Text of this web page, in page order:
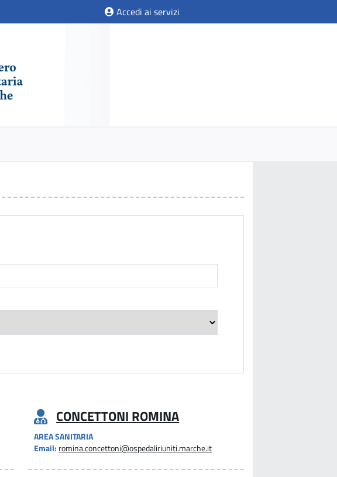
Accedi ai servizi
CONCETTONI ROMINA
AREA SANITARIA
Email: romina.concettoni@ospedaliriuniti.marche.it